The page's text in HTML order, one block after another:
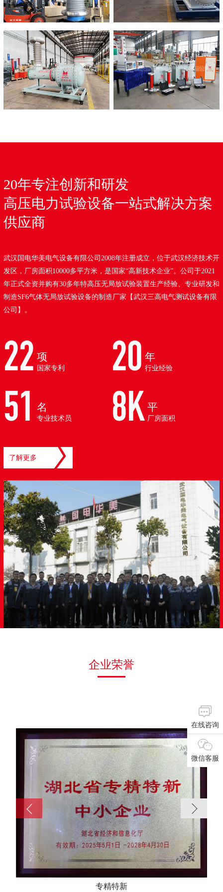
20年专注创新和研发
高压电力试验设备一站式解决方案
供应商
武汉国电华美电气设备有限公司2008年注册成立，位于武汉经济技术开
发区，厂房面积10000多平方米，是国家“高新技术企业”。公司于2021
年正式全资并购有30多年特高压无局放试验装置生产经验、专业研发和
制造SF6气体无局放试验设备的制造厂家【武汉三高电气测试设备有限
公司】。
22 项
国家专利 20 年
行业经验
51 名
专业技术员 8K 平
厂房面积
了解更多
企业荣誉
专精特新
在线咨询
微信客服